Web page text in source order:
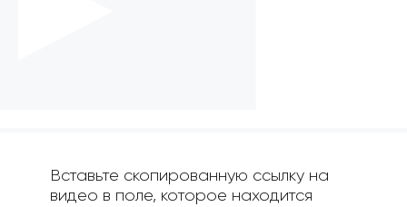
Вставьте скопированную ссылку на
видео в поле, которое находится